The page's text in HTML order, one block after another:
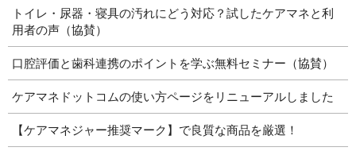
トイレ・尿器・寝具の汚れにどう対応？試したケアマネと利
用者の声（協賛）
口腔評価と歯科連携のポイントを学ぶ無料セミナー（協賛）
ケアマネドットコムの使い方ページをリニューアルしました
【ケアマネジャー推奨マーク】で良質な商品を厳選！